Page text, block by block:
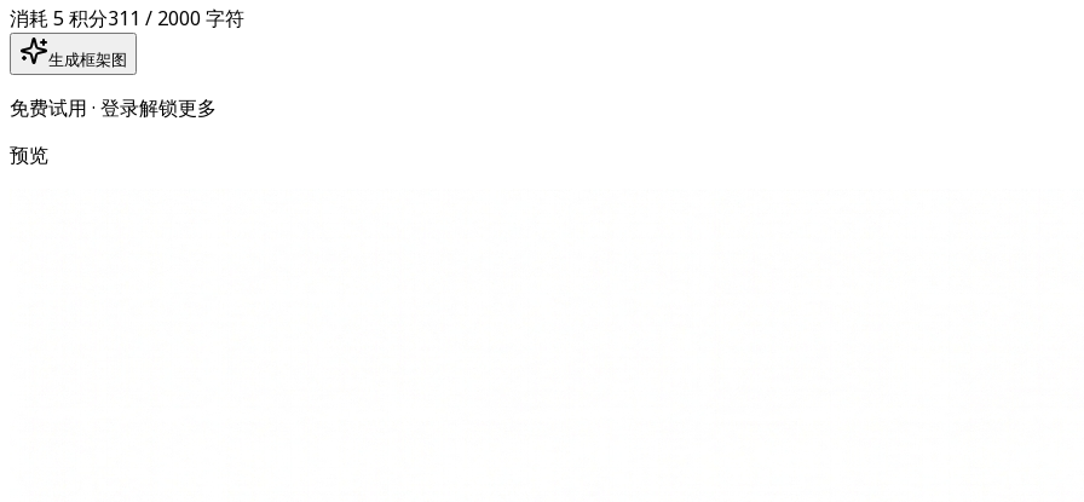
消耗 5 积分311 / 2000 字符
生成框架图
免费试用 · 登录解锁更多
预览